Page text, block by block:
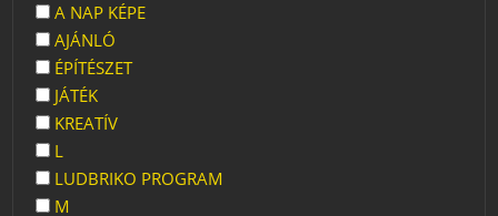
A NAP KÉPE
AJÁNLÓ
ÉPÍTÉSZET
JÁTÉK
KREATÍV
L
LUDBRIKO PROGRAM
M